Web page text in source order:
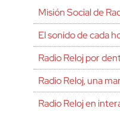
Misión Social de
El sonido de cada
Radio Reloj por
Radio Reloj, una
Radio Reloj en